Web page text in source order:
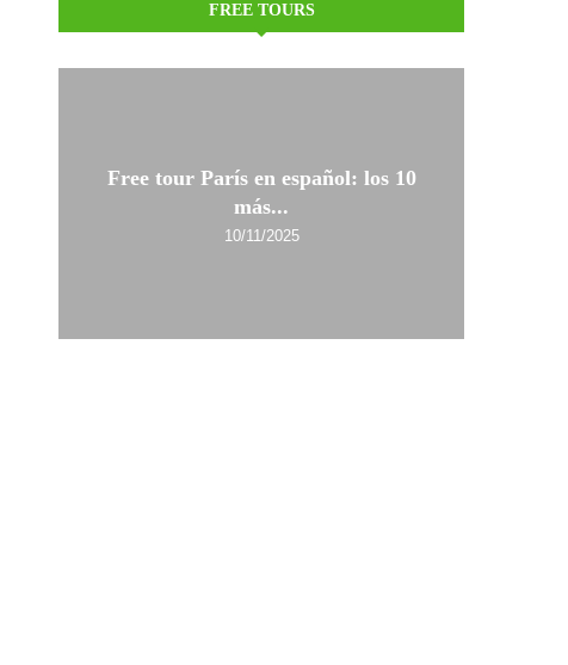
FREE TOURS
Free tour París en español: los 10
más...
10/11/2025